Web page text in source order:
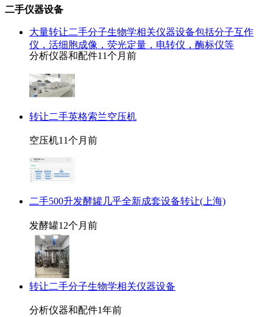
二手仪器设备
大量转让二手分子生物学相关仪器设备包括分子互作
仪，活细胞成像，荧光定量，电转仪，酶标仪等
分析仪器和配件11个月前
转让二手英格索兰空压机
空压机11个月前
二手500升发酵罐几乎全新成套设备转让(上海)
发酵罐12个月前
转让二手分子生物学相关仪器设备
分析仪器和配件1年前